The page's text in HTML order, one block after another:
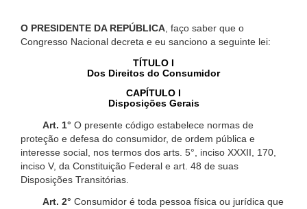
O PRESIDENTE DA REPÚBLICA , faço saber que o
Congresso Nacional decreta e eu sanciono a seguinte lei:
TÍTULO I
Dos Direitos do Consumidor
CAPÍTULO I
Disposições Gerais
Art. 1° O presente código estabelece normas de
proteção e defesa do consumidor, de ordem pública e
interesse social, nos termos dos arts. 5°, inciso XXXII, 170,
inciso V, da Constituição Federal e art. 48 de suas
Disposições Transitórias.
Art. 2° Consumidor é toda pessoa física ou jurídica que